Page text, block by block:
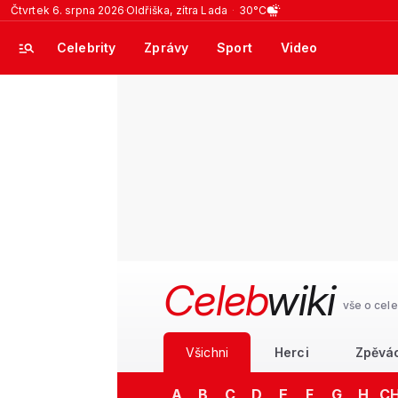
Čtvrtek 6. srpna 2026Oldřiška, zítra Lada 30°C
Celebrity Zprávy Sport Video
Celebwiki vše o
Všichni Herci
A B C D E F G H